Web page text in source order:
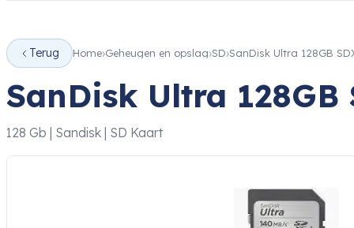
Terug Home Geheugen en opslag SD SanDisk Ultra 128GB
SanDisk Ultra 128GB
128 Gb | Sandisk | SD Kaart